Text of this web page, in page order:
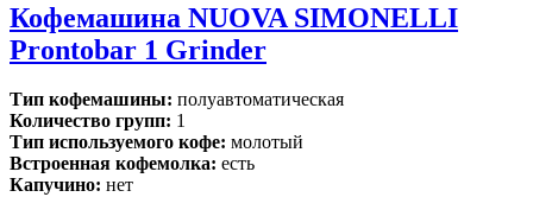
Кофемашина NUOVA SIMONELLI
Prontobar 1 Grinder
Тип кофемашины: полуавтоматическая
Количество групп: 1
Тип используемого кофе: молотый
Встроенная кофемолка: есть
Капучино: нет